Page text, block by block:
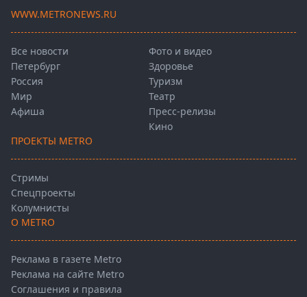
WWW.METRONEWS.RU
Все новости
Петербург
Россия
Мир
Афиша
Фото и видео
Здоровье
Туризм
Театр
Пресс-релизы
Кино
ПРОЕКТЫ METRO
Стримы
Спецпроекты
Колумнисты
О METRO
Реклама в газете Metro
Реклама на сайте Metro
Соглашения и правила